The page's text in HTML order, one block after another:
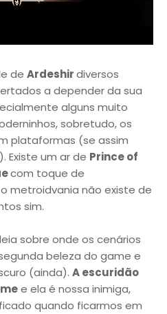
de Ardeshirdiversos
a depender da sua
alguns muito
sobretudo, os
plataformas (se assim
Existe um ar de Prince of
com toque de
metroidvania não existe de
sim.
sobre onde os cenários
beleza do game e
(ainda). A escuridão
e ela é nossa inimiga,
quando ficarmos em